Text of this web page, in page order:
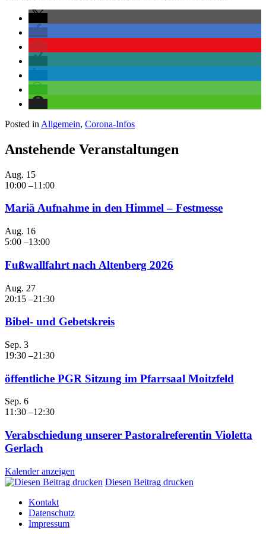
Posted in Allgemein, Corona-Infos
Anstehende Veranstaltungen
Aug. 15
10:00 –11:00
Mariä Aufnahme in den Himmel – Festmesse
Aug. 16
5:00 –13:00
Fußwallfahrt nach Altenberg 2026
Aug. 27
20:15 –21:30
Bibel- und Gebetskreis
Sep. 3
19:30 –21:30
öffentliche PGR Sitzung im Pfarrsaal Moitzfeld
Sep. 6
11:30 –12:30
Verabschiedung unserer Pastoralreferentin Violetta
Gerlach
Kalender anzeigen
Diesen Beitrag drucken
Kontakt
Datenschutz
Impressum